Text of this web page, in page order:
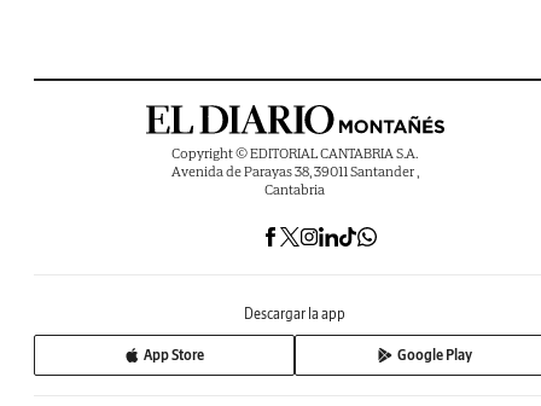
Copyright © EDITORIAL CANTABRIA S.A.
Avenida de Parayas 38, 39011 Santander ,
Cantabria
Descargar la app
App Store Google Play